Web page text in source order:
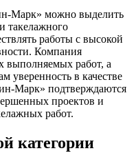
Марк» можно выделить
такелажного
работы с высокой
Компания
выполняемых работ, а
уверенность в качестве
Марк» подтверждаются
проектов и
работ.
категории